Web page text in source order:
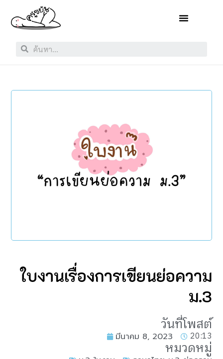
ใบงานเรื่องการเขียนย่อความ
ม.3
วันที่โพสต์
มีนาคม 8, 2023 20:13
หมวดหมู่